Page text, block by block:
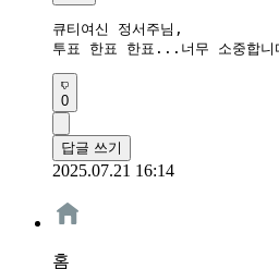
큐티여신 정서주님,
투표 한표 한표...너무 소중합
0
답글 쓰기
2025.07.21 16:14
홈